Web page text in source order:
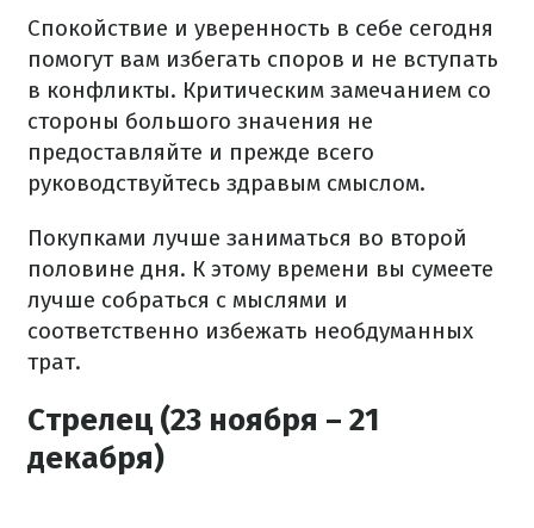
Спокойствие и уверенность в себе сегодня
помогут вам избегать споров и не вступать
в конфликты. Критическим замечанием со
стороны большого значения не
предоставляйте и прежде всего
руководствуйтесь здравым смыслом.
Покупками лучше заниматься во второй
половине дня. К этому времени вы сумеете
лучше собраться с мыслями и
соответственно избежать необдуманных
трат.
Стрелец (23 ноября – 21
декабря)